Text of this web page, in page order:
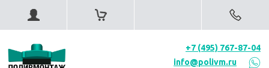
+7 (495) 767-87-04
info@polivm.ru